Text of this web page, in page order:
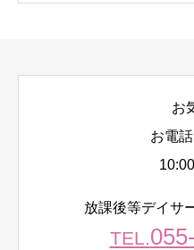
お
お電
放課後等デイサ
TEL.